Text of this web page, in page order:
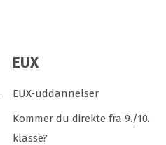
EUX
EUX-uddannelser
Kommer du direkte fra 9./10.
klasse?